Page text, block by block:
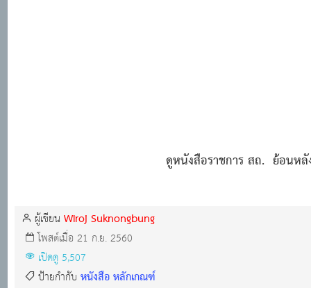
ดูหนังสือราชการ สถ. ย้อนห
ผู้เขียนWiroj Suknongbung
โพสต์เมื่อ 21 ก.ย. 2560
เปิดดู 5,507
ป้ายกำกับหนังสือ หลักเกณฑ์